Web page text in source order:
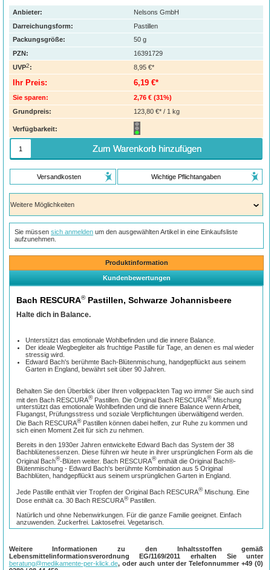
Anbieter:
Nelsons GmbH
Darreichungsform:
Pastillen
Packungsgröße:
50 g
PZN:
16391729
UVP2: 8,95 €*
Ihr Preis: 6,19 €*
Sie sparen: 2,76 € (31%)
Grundpreis:
123,80 €* / 1 kg
Verfügbarkeit:
Zum Warenkorb hinzufügen
Versandkosten Wichtige Pflichtangaben
Sie müssensich anmelden um den ausgewählten Artikel in eine Einkaufsliste
aufzunehmen.
Produktinformation
Kundenbewertungen
Bach RESCURA®Pastillen, Schwarze Johannisbeere
Halte dich in Balance.
Unterstützt das emotionale Wohlbefinden und die innere Balance.
Der ideale Wegbegleiter als fruchtige Pastille für Tage, an denen es mal wieder
stressig wird.
Edward Bach's berühmte Bach-Blütenmischung, handgepflückt aus seinem
Garten in England, bewährt seit über 90 Jahren.
Behalten Sie den Überblick über Ihren vollgepackten Tag wo immer Sie auch sind
mit den Bach RESCURA®Pastillen. Die Original Bach RESCURA®Mischung
unterstützt das emotionale Wohlbefinden und die innere Balance wenn Arbeit,
Flugangst, Prüfungsstress und soziale Verpflichtungen überwältigend werden.
Die Bach RESCURA®Pastillen können dabei helfen, zur Ruhe zu kommen und
sich einen Moment Zeit für sich zu nehmen.
Bereits in den 1930er Jahren entwickelte Edward Bach das System der 38
Bachblütenessenzen. Diese führen wir heute in ihrer ursprünglichen Form als die
Original Bach®-Blüten weiter. Bach RESCURA®enthält die Original Bach®-
Blütenmischung - Edward Bach's berühmte Kombination aus 5 Original
Bachblüten, handgepflückt aus seinem ursprünglichen Garten in England.
Jede Pastille enthält vier Tropfen der Original Bach RESCURA®Mischung. Eine
Dose enthält ca. 30 Bach RESCURA®Pastillen.
Natürlich und ohne Nebenwirkungen. Für die ganze Familie geeignet. Einfach
anzuwenden. Zuckerfrei. Laktosefrei. Vegetarisch.
Bei Bedarf eine Pastille.
Weitere Informationen zu den Inhaltsstoffen gemäß
Lebensmittelinformationsverordnung EG/1169/2011 erhalten Sie unter
beratung@medikamente-per-klick.de, oder auch unter der Telefonnummer+49 (0)